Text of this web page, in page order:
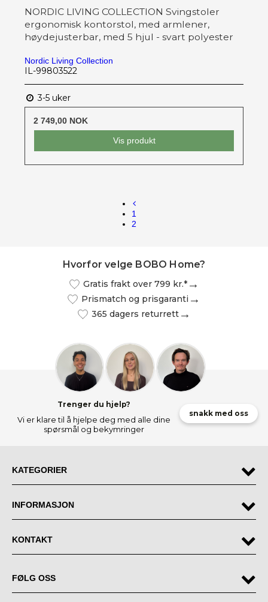
NORDIC LIVING COLLECTION Svingstoler
ergonomisk kontorstol, med armlener,
høydejusterbar, med 5 hjul - svart polyester
Nordic Living Collection
IL-99803522
3-5 uker
2 749,00 NOK
Vis produkt
1
2
Hvorfor velge BOBO Home?
Gratis frakt over 799 kr.*
Prismatch og prisgaranti
365 dagers returrett
Trenger du hjelp?
Vi er klare til å hjelpe deg med alle dine
spørsmål og bekymringer
snakk med oss
KATEGORIER
INFORMASJON
KONTAKT
FØLG OSS